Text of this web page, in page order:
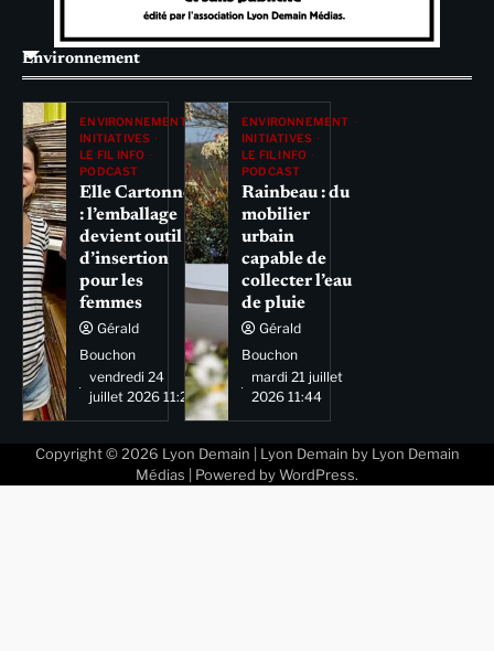
Environnement
ENVIRONNEMENT
INITIATIVES
LE FIL INFO
PODCAST
Elle Cartonne
: l’emballage
devient outil
d’insertion
pour les
femmes
Gérald
Bouchon
vendredi 24
juillet 2026 11:29
ENVIRONNEMENT
INITIATIVES
LE FIL INFO
PODCAST
Rainbeau : du
mobilier
urbain
capable de
collecter l’eau
de pluie
Gérald
Bouchon
mardi 21 juillet
2026 11:44
Copyright © 2026 Lyon Demain | Lyon Demain by Lyon Demain
Médias | Powered by WordPress.